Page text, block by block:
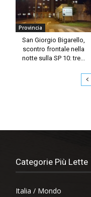
Provincia
San Giorgio Bigarello,
scontro frontale nella
notte sulla SP 10: tre...
Categorie Più Lette
Italia / Mondo